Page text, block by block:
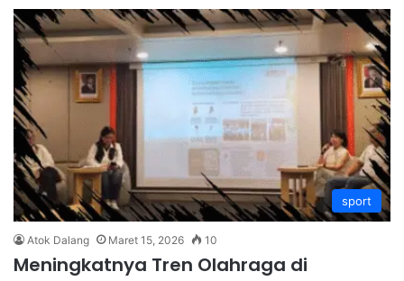
sport
Atok Dalang Maret 15, 2026 10
Meningkatnya Tren Olahraga di